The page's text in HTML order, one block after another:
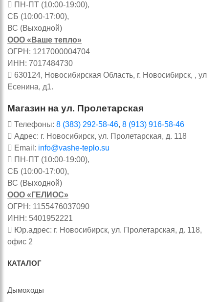
ПН-ПТ (10:00-19:00),
СБ (10:00-17:00),
ВС (Выходной)
ООО «Ваше тепло»
ОГРН: 1217000004704
ИНН: 7017484730
630124, Новосибирская Область, г. Новосибирск, , ул
Есенина, д1.
Магазин на ул. Пролетарская
Телефоны: 8 (383) 292-58-46, 8 (913) 916-58-46
Адрес: г. Новосибирск, ул. Пролетарская, д. 118
Email: info@vashe-teplo.su
ПН-ПТ (10:00-19:00),
СБ (10:00-17:00),
ВС (Выходной)
ООО «ГЕЛИОС»
ОГРН: 1155476037090
ИНН: 5401952221
Юр.адрес: г. Новосибирск, ул. Пролетарская, д. 118,
офис 2
КАТАЛОГ
Дымоходы